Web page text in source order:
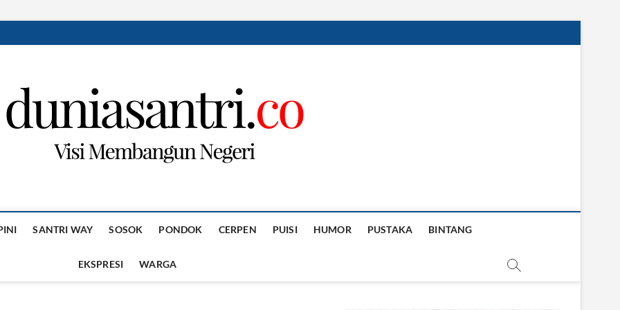
SANTRI WAY SOSOK PONDOK CERPEN PUISI HUMOR PUSTAKA BINTANG
EKSPRESI WARGA